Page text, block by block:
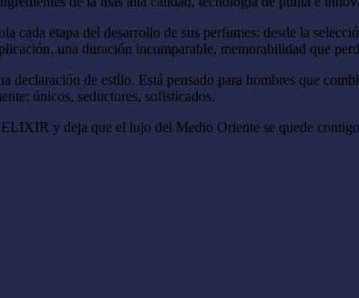
cada etapa del desarrollo de sus perfumes: desde la
una duración incomparable, memorabilidad que
de estilo. Está pensado para hombres que
únicos, seductores, sofisticados.
y deja que el lujo del Medio Oriente se quede